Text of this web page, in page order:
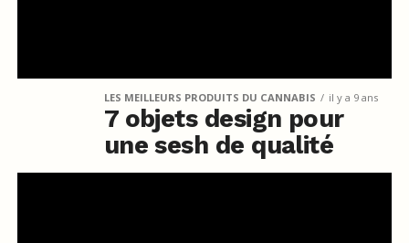
LES MEILLEURS PRODUITS DU CANNABIS il y a 9 ans
7 objets design pour
une sesh de qualité